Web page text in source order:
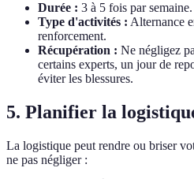
Durée : 3 à 5 fois par semaine.
Type d'activités : Alternance
renforcement.
Récupération : Ne négligez
certains experts, un jour de
éviter les blessures.
5. Planifier la
La logistique peut rendre ou briser
ne pas négliger :